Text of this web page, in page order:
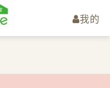
我的